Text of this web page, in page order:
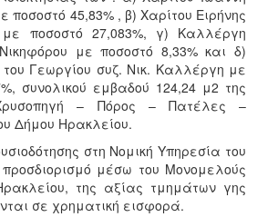
ποσοστό 45,83% , β) Χαρίτου Ειρήνης
ποσοστό 27,083%, γ) Καλλέργη
με ποσοστό 8,33% και δ)
Γεωργίου συζ. Νικ. Καλλέργη με
συνολικού εμβαδού 124,24 μ2 της
– Πόρος – Πατέλες –
Δήμου Ηρακλείου.
στη Νομική Υπηρεσία του
μέσω του Μονομελούς
της αξίας τμημάτων γης
σε χρηματική εισφορά.